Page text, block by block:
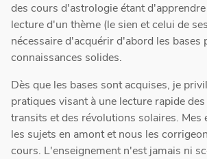
des cours d'astrologie étant
lecture d'un thème (le sien et celui de
nécessaire d'acquérir d'abord les bases
connaissances solides.
Dès que les bases sont acquises, je
pratiques visant à une lecture rapide
transits et des révolutions solaires. Mes
les sujets en amont et nous les
cours. L'enseignement n'est jamais ni